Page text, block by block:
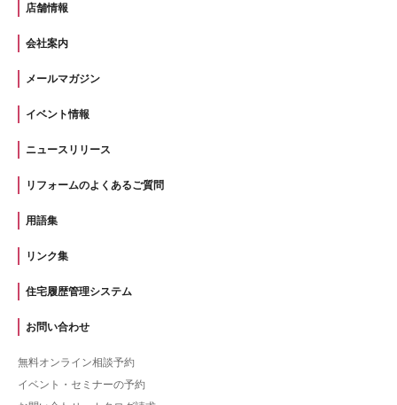
店舗情報
会社案内
メールマガジン
イベント情報
ニュースリリース
リフォームのよくあるご質問
用語集
リンク集
住宅履歴管理システム
お問い合わせ
無料オンライン相談予約
イベント・セミナーの予約